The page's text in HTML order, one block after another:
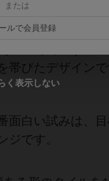
発売されること
のですが…)。ク
帯びたデザインで
面白い試みは、
ジです。
または
ルで会員登録
く表示しない